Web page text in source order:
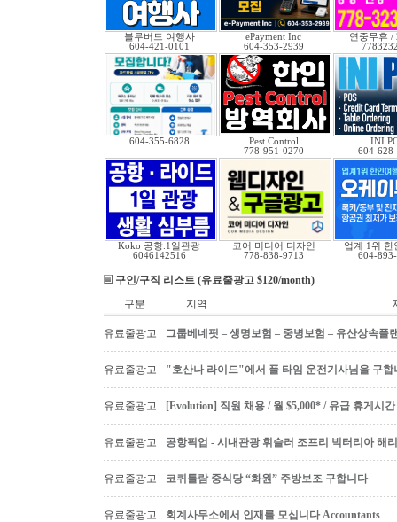
블루버드 여행사
604-421-0101
ePayment Inc
604-353-2939
연중무휴 /
604-355-6828
Pest Control
778-951-0270
INI
604-
Koko 공항.1일관광
6046142516
코어 미디어 디자인
778-838-9713
업계 1위 한
604-
구인/구직 리스트 (유료줄광고 $120/month)
구분
지역
유료줄광고 그룹베네핏 – 생명보험 – 중병보험 – 유산상속플
유료줄광고 "호산나 라이드"에서 풀 타임 운전기사님을 구합
유료줄광고 [Evolution] 직원 채용 / 월 $5,000* / 유급 휴게시
유료줄광고 공항픽업 - 시내관광 휘슬러 조프리 빅터리아 해
유료줄광고 코퀴틀람 중식당 “화원” 주방보조 구합니다
유료줄광고 회계사무소에서 인재를 모십니다 Accountants